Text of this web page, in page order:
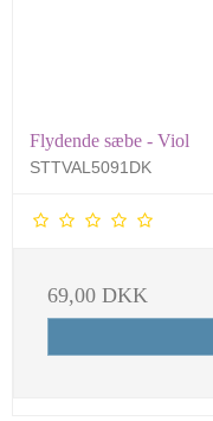
Flydende sæbe - Viol
STTVAL5091DK
69,00 DKK